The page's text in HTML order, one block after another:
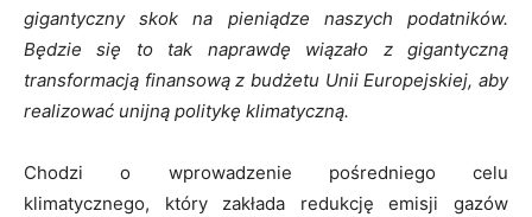
gigantyczny skok na pieniądze naszych podatników.
Będzie się to tak naprawdę wiązało z gigantyczną
transformacją finansową z budżetu Unii Europejskiej, aby
realizować unijną politykę klimatyczną.
Chodzi o wprowadzenie pośredniego celu
klimatycznego, który zakłada redukcję emisji gazów